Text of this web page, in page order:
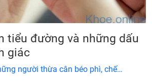
tiểu đường và những dấu
giác
người thừa cân béo phì, chế…